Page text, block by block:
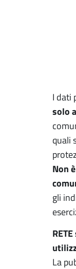
I dati
solo
quali
Non
gli
La